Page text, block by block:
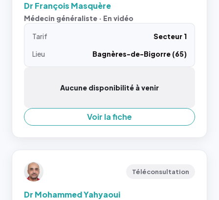
Dr François Masquère
Médecin généraliste · En vidéo
Tarif
Secteur 1
Lieu
Bagnères-de-Bigorre (65)
Aucune disponibilité à venir
Voir la fiche
Téléconsultation
Dr Mohammed Yahyaoui